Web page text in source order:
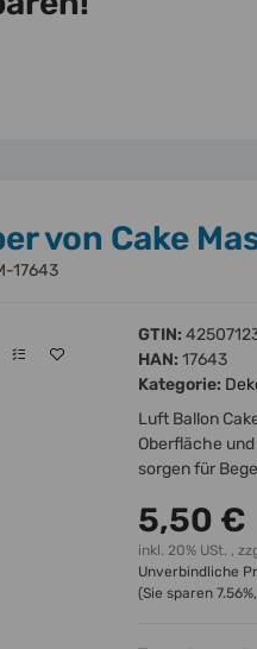
von Cake
17643
GTIN:
HAN: 17643
Kategorie:
Luft Ballon
Oberfläche
sorgen für
5,50 €
inkl. 20% USt. ,
Unverbindliche
(Sie sparen 7.56%